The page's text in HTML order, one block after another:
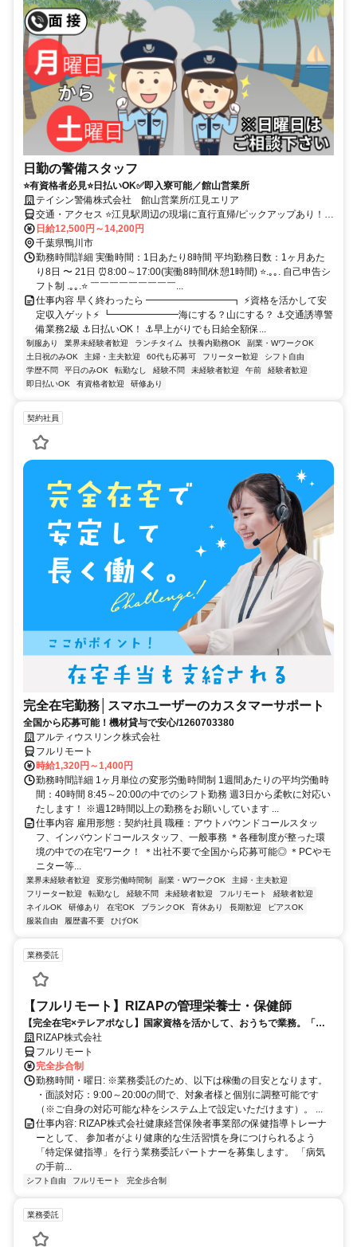
日勤の警備スタッフ
⭐有資格者必見⭐日払いOK✅即入寮可能／館山営業所
テイシン警備株式会社 館山営業所/江見エリア
交通・アクセス ⭐江見駅周辺の現場に直行直帰/ピックアップあり！移
動の心配は不要です♪
日給12,500円～14,200円
千葉県鴨川市
勤務時間詳細 実働時間：1日あたり8時間 平均勤務日数：1ヶ月あた
り8日 〜 21日 ⏰8:00～17:00(実働8時間/休憩1時間) ⭐.｡｡. 自己申告シ
フト制 .｡｡.⭐ ￣￣￣￣￣￣￣￣￣...
仕事内容 早く終わったら ━━━━━━━━━┓ ⚡資格を活かして安
定収入ゲット⚡ ┗━━━━━━━海にする？山にする？ ⚓交通誘導警
備業務2級 ⚓日払いOK！ ⚓早上がりでも日給全額保...
制服あり 業界未経験者歓迎 ランチタイム 扶養内勤務OK
副業・WワークOK
土日祝のみOK
主婦・主夫歓迎 60代も応募可 フリーター歓迎
シフト自由
学歴不問
平日のみOK 転勤なし 経験不問 未経験者歓迎 午前
経験者歓迎
即日払いOK
有資格者歓迎 研修あり
契約社員
完全在宅勤務│スマホユーザーのカスタマーサポート
全国から応募可能！機材貸与で安心/1260703380
アルティウスリンク株式会社
フルリモート
時給1,320円～1,400円
勤務時間詳細 1ヶ月単位の変形労働時間制 1週間あたりの平均労働時
間：40時間 8:45～20:00の中でのシフト勤務 週3日から柔軟に対応い
たします！ ※週12時間以上の勤務をお願いしています ...
仕事内容 雇用形態：契約社員 職種：アウトバウンドコールスタッ
フ、インバウンドコールスタッフ、一般事務 ＊各種制度が整った環
境の中での在宅ワーク！ ＊出社不要で全国から応募可能◎ ＊PCやモ
ニター等...
業界未経験者歓迎 変形労働時間制 副業・WワークOK
主婦・主夫歓迎
フリーター歓迎
転勤なし 経験不問 未経験者歓迎 フルリモート
経験者歓迎
ネイルOK
研修あり 在宅OK ブランクOK 育休あり 長期歓迎
ピアスOK
服装自由
履歴書不要 ひげOK
業務委託
【フルリモート】RIZAPの管理栄養士・保健師
【完全在宅×テレアポなし】国家資格を活かして、おうちで業務。「も
う一つの安心」を。主婦・Wワーカー活躍中！「平日の日中だけ」「夕
方以降の数時間だけ」など、生活リズムに合わせた時間調整が可能で
す。1件ごとの成果報酬型だから、頑張った分だけ手応えのある収入
に。充実のサポート体制で、安心の在宅ワークを始めませんか？
RIZAP株式会社
フルリモート
完全歩合制
勤務時間・曜日: ※業務委託のため、以下は稼働の目安となります。
・面談対応：9:00～20:00の間で、対象者様と個別に調整可能です
（※ご自身の対応可能な枠をシステム上で設定いただけます）。 ...
仕事内容: RIZAP株式会社健康経営保険者事業部の保健指導トレーナ
ーとして、 参加者がより健康的な生活習慣を身につけられるよう
「特定保健指導」を行う業務委託パートナーを募集します。 「病気
の手前...
シフト自由 フルリモート 完全歩合制
業務委託